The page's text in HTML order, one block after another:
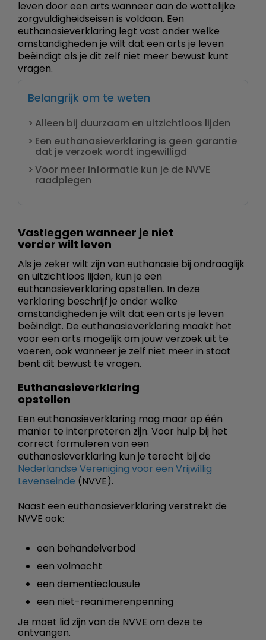
leven door een arts wanneer aan de wettelijke
zorgvuldigheidseisen is voldaan. Een
euthanasieverklaring legt vast onder welke
omstandigheden je wilt dat een arts je leven
beëindigt als je dit zelf niet meer bewust kunt
vragen.
Belangrijk om te weten
Alleen bij duurzaam en uitzichtloos lijden
Een euthanasieverklaring is geen garantie
dat je verzoek wordt ingewilligd
Voor meer informatie kun je de NVVE
raadplegen
Vastleggen wanneer je niet
verder wilt leven
Als je zeker wilt zijn van euthanasie bij ondraaglijk
en uitzichtloos lijden, kun je een
euthanasieverklaring opstellen. In deze
verklaring beschrijf je onder welke
omstandigheden je wilt dat een arts je leven
beëindigt. De euthanasieverklaring maakt het
voor een arts mogelijk om jouw verzoek uit te
voeren, ook wanneer je zelf niet meer in staat
bent dit bewust te vragen.
Euthanasieverklaring
opstellen
Een euthanasieverklaring mag maar op één
manier te interpreteren zijn. Voor hulp bij het
correct formuleren van een
euthanasieverklaring kun je terecht bij de
Nederlandse Vereniging voor een Vrijwillig
Levenseinde (NVVE).
Naast een euthanasieverklaring verstrekt de
NVVE ook:
een behandelverbod
een volmacht
een dementieclausule
een niet-reanimerenpenning
Je moet lid zijn van de NVVE om deze te
ontvangen.